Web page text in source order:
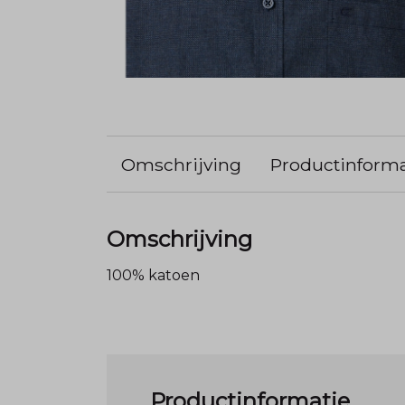
Omschrijving
Omschrijving
100% katoen